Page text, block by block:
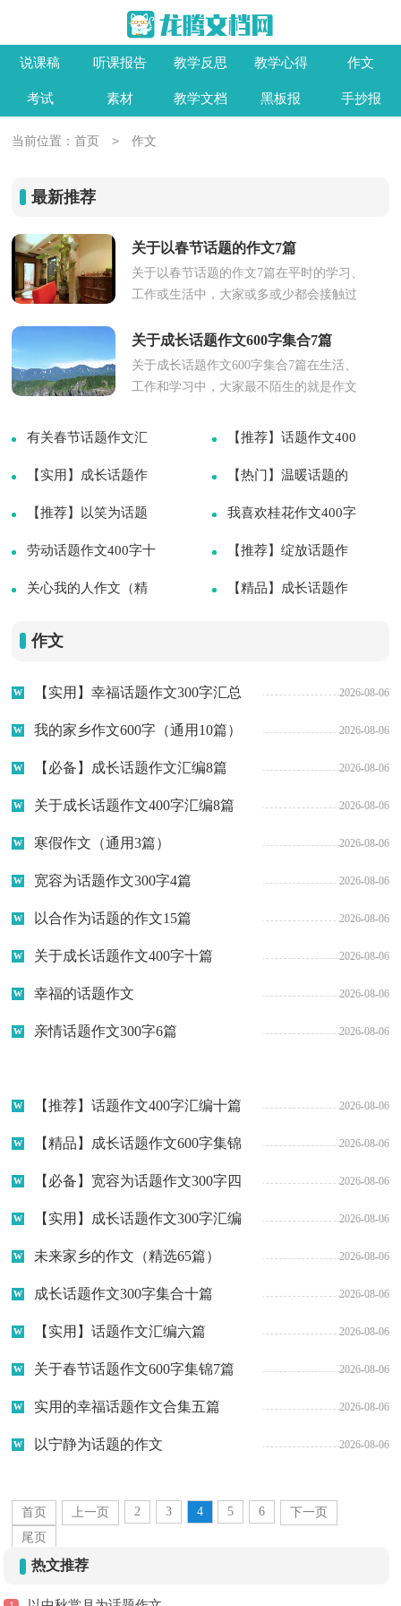
说课稿 听课报告 教学反思 教学心得 作文
考试 素材 教学文档 黑板报 手抄报
当前位置：首页 > 作文
最新推荐
关于以春节话题的作文7篇
关于以春节话题的作文7篇在平时的学习、
工作或生活中，大家或多或少都会接触过
同一主题作深入阐述，切忌东拉...
关于成长话题作文600字集合7篇
关于成长话题作文600字集合7篇在生活、
工作和学习中，大家最不陌生的就是作文
为命题作文和非命题作文。那么...
有关春节话题作文汇
编四篇
2026-08-07
【推荐】话题作文400
字合集10篇
2026-08-07
【实用】成长话题作
文汇编6篇
2026-08-07
【热门】温暖话题的
作文合集7篇
2026-08-07
【推荐】以笑为话题
作文汇编5篇
2026-08-07
我喜欢桂花作文400字
（通用3篇）
2026-08-07
劳动话题作文400字十
篇
【推荐】绽放话题作
文合集5篇
关心我的人作文（精 【精品】成长话题作
作文
【实用】幸福话题作文300字汇总
六篇
2026-08-06
我的家乡作文600字（通用10篇） 2026-08-06
【必备】成长话题作文汇编8篇 2026-08-06
关于成长话题作文400字汇编8篇 2026-08-06
寒假作文（通用3篇） 2026-08-06
宽容为话题作文300字4篇 2026-08-06
以合作为话题的作文15篇 2026-08-06
关于成长话题作文400字十篇 2026-08-06
幸福的话题作文 2026-08-06
亲情话题作文300字6篇 2026-08-06
【推荐】话题作文400字汇编十篇 2026-08-06
【精品】成长话题作文600字集锦
七篇
2026-08-06
【必备】宽容为话题作文300字四
篇
2026-08-06
【实用】成长话题作文300字汇编
10篇
2026-08-06
未来家乡的作文（精选65篇） 2026-08-06
成长话题作文300字集合十篇 2026-08-06
【实用】话题作文汇编六篇 2026-08-06
关于春节话题作文600字集锦7篇 2026-08-06
实用的幸福话题作文合集五篇 2026-08-06
以宁静为话题的作文 2026-08-06
首页 上一页 2 3 4 5 6
下一页
尾页
热文推荐